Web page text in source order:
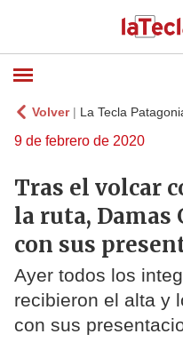
Volver| La Tecla
9 de febrero de 2020
Tras el volcar
la ruta,
con sus
Ayer todos los
recibieron el alta y
con sus